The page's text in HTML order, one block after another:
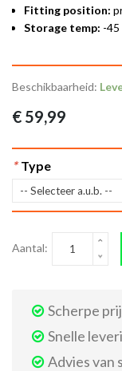
Fitting position:
Storage temp: -45
Beschikbaarheid:
€ 59,99
* Type
Aantal:
Scherpe
Snelle
Advies van